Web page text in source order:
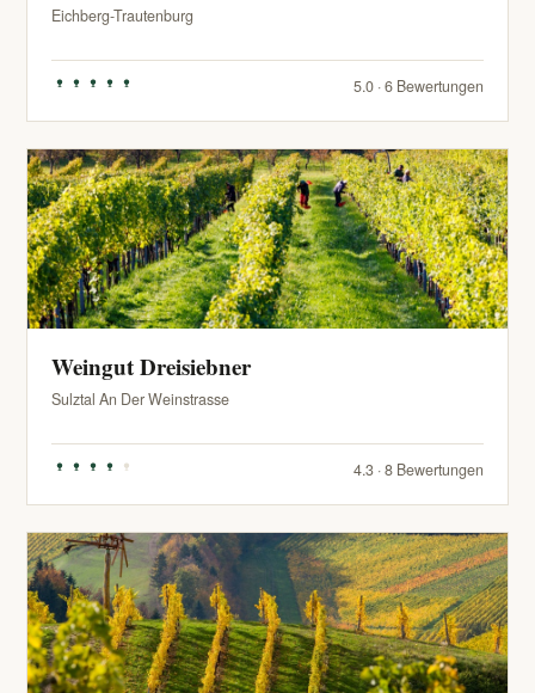
Eichberg-Trautenburg
5.0 · 6 Bewertungen
Weingut Dreisiebner
Sulztal An Der Weinstrasse
4.3 · 8 Bewertungen